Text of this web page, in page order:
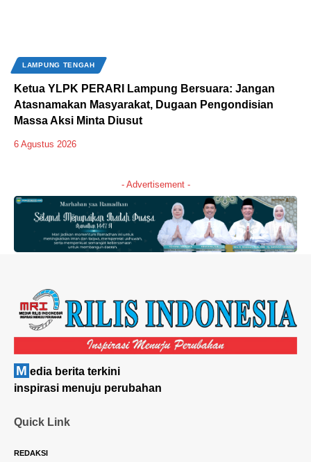
LAMPUNG TENGAH
Ketua YLPK PERARI Lampung Bersuara: Jangan
Atasnamakan Masyarakat, Dugaan Pengondisian
Massa Aksi Minta Diusut
6 Agustus 2026
- Advertisement -
M edia berita terkini
inspirasi menuju perubahan
Quick Link
REDAKSI